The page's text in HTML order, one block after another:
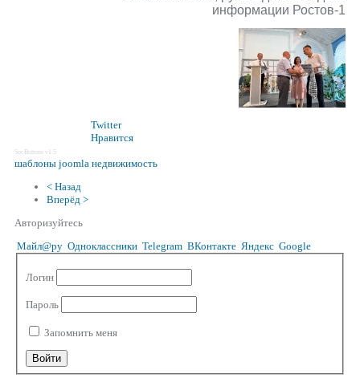
информации Ростов-1
Twitter
Нравится
SocButtons v1.5
шаблоны joomla недвижимость
< Назад
Вперёд >
Авторизуйтесь
Майл@ру Одноклассники Telegram ВКонтакте Яндекс Google
Логин
Пароль
Запомнить меня